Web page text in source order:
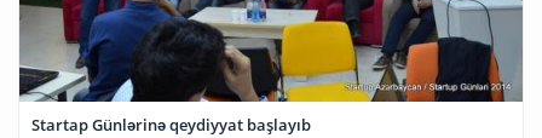
Startap Günlərinə qeydiyyat başlayıb